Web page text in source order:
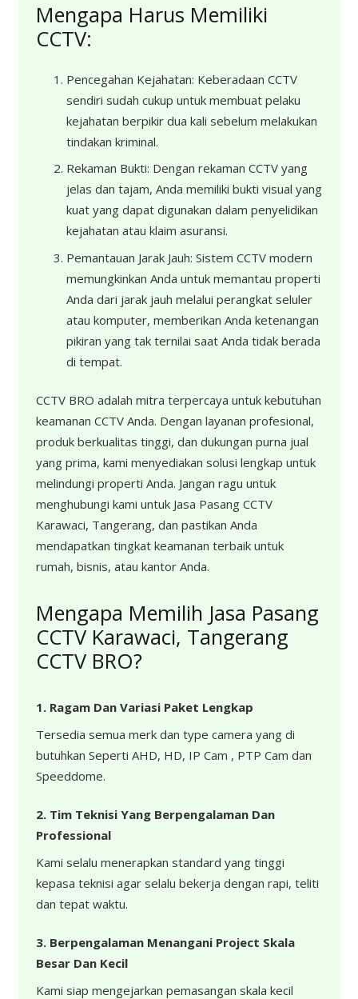
Mengapa Harus Memiliki
CCTV:
Pencegahan Kejahatan: Keberadaan CCTV
sendiri sudah cukup untuk membuat pelaku
kejahatan berpikir dua kali sebelum melakukan
tindakan kriminal.
Rekaman Bukti: Dengan rekaman CCTV yang
jelas dan tajam, Anda memiliki bukti visual yang
kuat yang dapat digunakan dalam penyelidikan
kejahatan atau klaim asuransi.
Pemantauan Jarak Jauh: Sistem CCTV modern
memungkinkan Anda untuk memantau properti
Anda dari jarak jauh melalui perangkat seluler
atau komputer, memberikan Anda ketenangan
pikiran yang tak ternilai saat Anda tidak berada
di tempat.
CCTV BRO adalah mitra terpercaya untuk kebutuhan
keamanan CCTV Anda. Dengan layanan profesional,
produk berkualitas tinggi, dan dukungan purna jual
yang prima, kami menyediakan solusi lengkap untuk
melindungi properti Anda. Jangan ragu untuk
menghubungi kami untuk Jasa Pasang CCTV
Karawaci, Tangerang, dan pastikan Anda
mendapatkan tingkat keamanan terbaik untuk
rumah, bisnis, atau kantor Anda.
Mengapa Memilih Jasa Pasang
CCTV Karawaci, Tangerang
CCTV BRO?
1. Ragam Dan Variasi Paket Lengkap
Tersedia semua merk dan type camera yang di
butuhkan Seperti AHD, HD, IP Cam , PTP Cam dan
Speeddome.
2. Tim Teknisi Yang Berpengalaman Dan
Professional
Kami selalu menerapkan standard yang tinggi
kepasa teknisi agar selalu bekerja dengan rapi, teliti
dan tepat waktu.
3. Berpengalaman Menangani Project Skala
Besar Dan Kecil
Kami siap mengejarkan pemasangan skala kecil